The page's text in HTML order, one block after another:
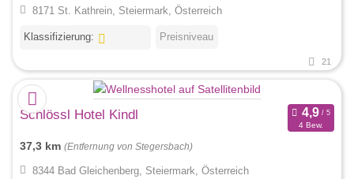
8171 St. Kathrein, Steiermark, Österreich
Klassifizierung: Preisniveau
21
Schlössl Hotel Kindl
4 Bew.
37,3 km (Entfernung von Stegersbach)
8344 Bad Gleichenberg, Steiermark, Österreich